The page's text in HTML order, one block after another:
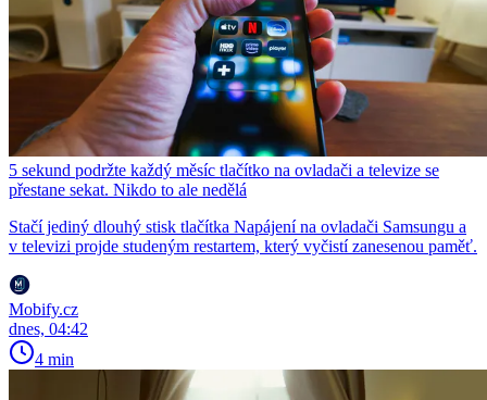
5 sekund podržte každý měsíc tlačítko na ovladači a televize se
přestane sekat. Nikdo to ale nedělá
Stačí jediný dlouhý stisk tlačítka Napájení na ovladači Samsungu a
v televizi projde studeným restartem, který vyčistí zanesenou paměť.
Mobify.cz
dnes, 04:42
4 min